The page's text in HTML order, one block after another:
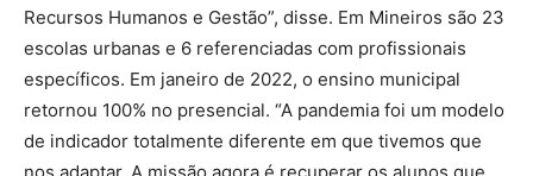
Recursos Humanos e Gestão”, disse. Em Mineiros são 23
escolas urbanas e 6 referenciadas com profissionais
específicos. Em janeiro de 2022, o ensino municipal
retornou 100% no presencial. “A pandemia foi um modelo
de indicador totalmente diferente em que tivemos que
nos adaptar. A missão agora é recuperar os alunos que